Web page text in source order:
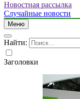
Новостная рассылка
Случайные новости
Меню
Найти:
Заголовки